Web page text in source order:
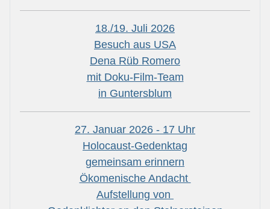
18./19. Juli 2026
Besuch aus USA
Dena Rüb Romero
mit Doku-Film-Team
in Guntersblum
27. Januar 2026 - 17 Uhr
Holocaust-Gedenktag
gemeinsam erinnern
Ökomenische Andacht
Aufstellung von